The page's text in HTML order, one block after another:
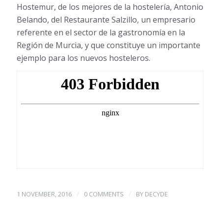
Hostemur, de los mejores de la hostelería, Antonio
Belando, del Restaurante Salzillo, un empresario
referente en el sector de la gastronomía en la
Región de Murcia, y que constituye un importante
ejemplo para los nuevos hosteleros.
1 NOVEMBER, 2016 / 0 COMMENTS / BY DECYDE